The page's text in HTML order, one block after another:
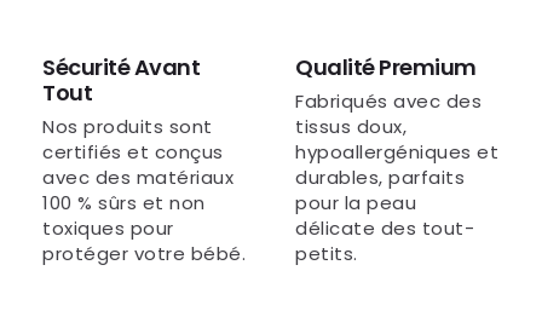
Sécurité Avant
Tout
Nos produits sont
certifiés et conçus
avec des matériaux
100 % sûrs et non
toxiques pour
protéger votre bébé.
Qualité Premium
Fabriqués avec des
tissus doux,
hypoallergéniques et
durables, parfaits
pour la peau
délicate des tout-
petits.